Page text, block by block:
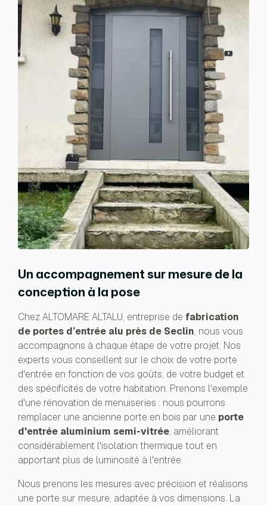
Un accompagnement sur mesure de la
conception à la pose
Chez ALTOMARE ALTALU, entreprise de fabrication
de portes d’entrée alu près de Seclin, nous vous
accompagnons à chaque étape de votre projet. Nos
experts vous conseillent sur le choix de votre porte
d'entrée en fonction de vos goûts, de votre budget et
des spécificités de votre habitation. Prenons l'exemple
d'une rénovation de menuiseries : nous pourrons
remplacer une ancienne porte en bois par une porte
d'entrée aluminium semi-vitrée, améliorant
considérablement l'isolation thermique tout en
apportant plus de luminosité à l'entrée.
Nous prenons les mesures avec précision et réalisons
une porte sur mesure, adaptée à vos dimensions. La